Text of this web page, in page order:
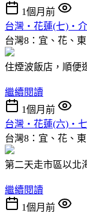
1個月前
台灣‧花蓮(七)‧介
台灣8：宜、花、
住煙波飯店，順便
繼續閱讀
1個月前
台灣‧花蓮(六)‧七
台灣8：宜、花、
第二天走市區以北
繼續閱讀
1個月前